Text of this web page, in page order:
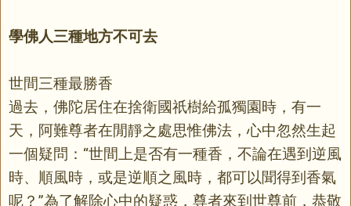
學佛人三種地方不可去
世間三種最勝香
過去，佛陀居住在捨衛國祇樹給孤獨園時，有一
天，阿難尊者在閒靜之處思惟佛法，心中忽然生起
一個疑問：“世間上是否有一種香，不論在遇到逆風
時、順風時，或是逆順之風時，都可以聞得到香氣
呢？”為了解除心中的疑惑，尊者來到世尊前，恭敬